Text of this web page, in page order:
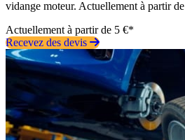
vidange moteur. Actuellement à partir de
Actuellement à partir de 5 €*
Recevez des devis